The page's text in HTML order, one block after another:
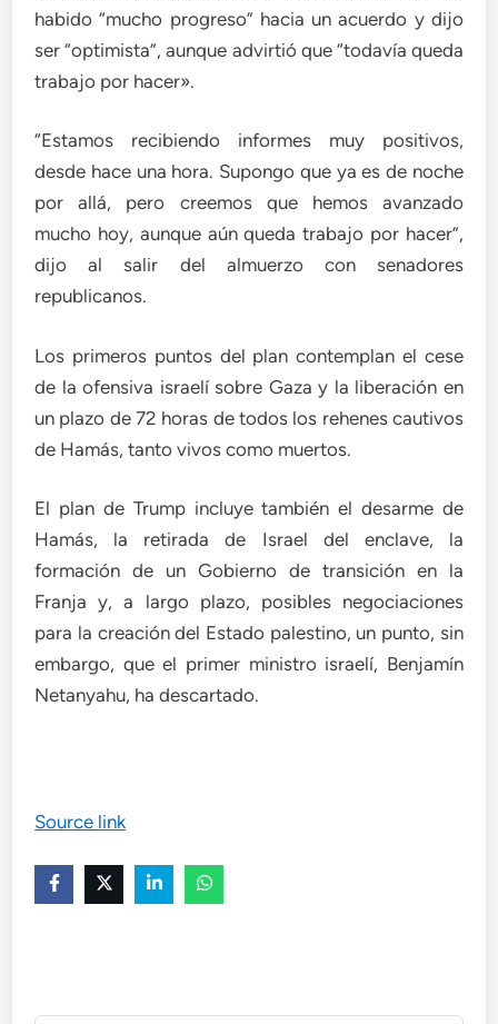
habido “mucho progreso” hacia un acuerdo y dijo
ser “optimista”, aunque advirtió que “todavía queda
trabajo por hacer».
“Estamos recibiendo informes muy positivos,
desde hace una hora. Supongo que ya es de noche
por allá, pero creemos que hemos avanzado
mucho hoy, aunque aún queda trabajo por hacer”,
dijo al salir del almuerzo con senadores
republicanos.
Los primeros puntos del plan contemplan el cese
de la ofensiva israelí sobre Gaza y la liberación en
un plazo de 72 horas de todos los rehenes cautivos
de Hamás, tanto vivos como muertos.
El plan de Trump incluye también el desarme de
Hamás, la retirada de Israel del enclave, la
formación de un Gobierno de transición en la
Franja y, a largo plazo, posibles negociaciones
para la creación del Estado palestino, un punto, sin
embargo, que el primer ministro israelí, Benjamín
Netanyahu, ha descartado.
Source link